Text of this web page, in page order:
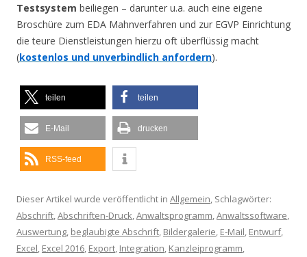
Testsystem beiliegen – darunter u.a. auch eine eigene
Broschüre zum EDA Mahnverfahren und zur EGVP Einrichtung
die teure Dienstleistungen hierzu oft überflüssig macht
(kostenlos und unverbindlich anfordern).
teilen teilen
E-Mail drucken
RSS-feed
Dieser Artikel wurde veröffentlicht in Allgemein, Schlagwörter:
Abschrift,Abschriften-Druck,Anwaltsprogramm,Anwaltssoftware,
Auswertung, beglaubigte Abschrift, Bildergalerie, E-Mail, Entwurf,
Excel, Excel 2016, Export, Integration, Kanzleiprogramm,